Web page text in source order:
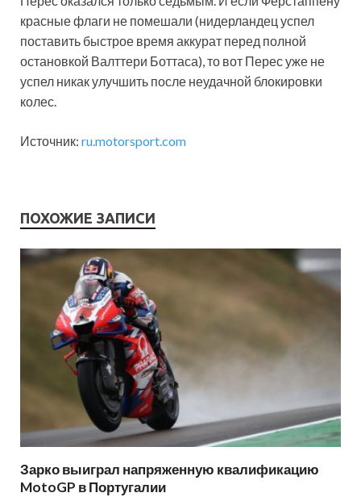
красные флаги не помешали (нидерландец успел
поставить быстрое время аккурат перед полной
остановкой Валттери Боттаса), то вот Перес уже не
успел никак улучшить после неудачной блокировки
колес.
Источник: ru.motorsport.com
ПОХОЖИЕ ЗАПИСИ
Зарко выиграл напряженную квалификацию
MotoGP в Португалии